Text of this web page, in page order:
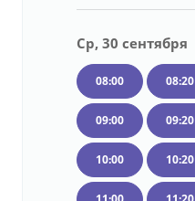
Ср, 30 сентября
08:00 08:20
09:00 09:20
10:00 10:20